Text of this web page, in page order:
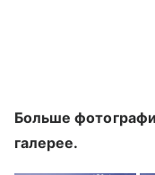
Больше
галерее.